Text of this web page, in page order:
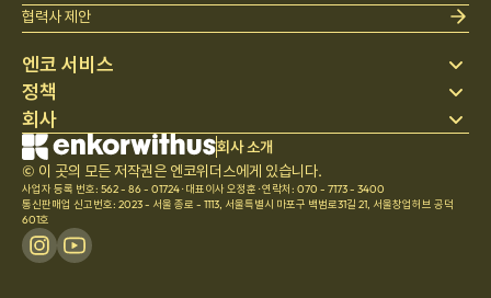
엔코 서비스
스테이 찾기
베딩
블로그
헬프 센터
정책
개인정보 처리방침
이용약관
취소 및 환불정책
회사
회사 소개
채용
팀문화
협력사 제안
회사 소개
© 이 곳의 모든 저작권은 엔코위더스에게 있습니다.
사업자 등록 번호: 562 - 86 - 01724·대표이사 오정훈 ·연락처: 070 - 7173 - 3400
통신판매업 신고번호: 2023 - 서울 종로 - 1113, 서울특별시 마포구 백범로31길 21, 서울창업허브 공덕
601호